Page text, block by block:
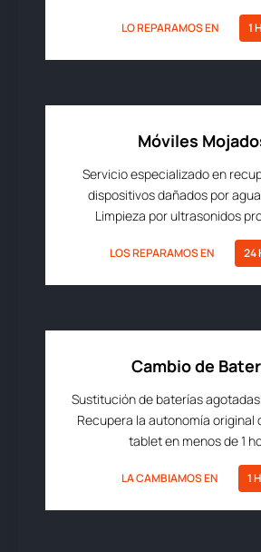
LO REPARAMOS EN 1
Móviles
Servicio especializado en
dispositivos dañados por
Limpieza por ultrasonidos
LOS REPARAMOS EN 24
Cambio de
Sustitución de baterías
Recupera la autonomía original
tablet en menos de 1
LA CAMBIAMOS EN 1